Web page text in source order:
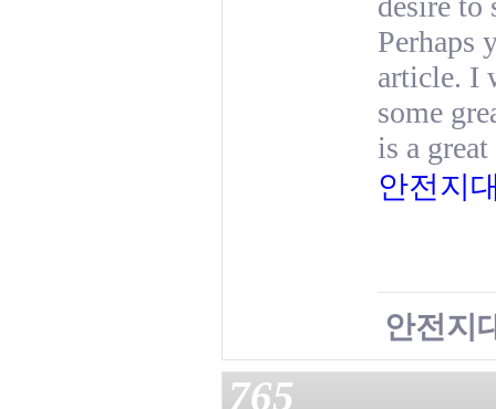
Perhaps
article. I
some
is a
안전지
안전지
765